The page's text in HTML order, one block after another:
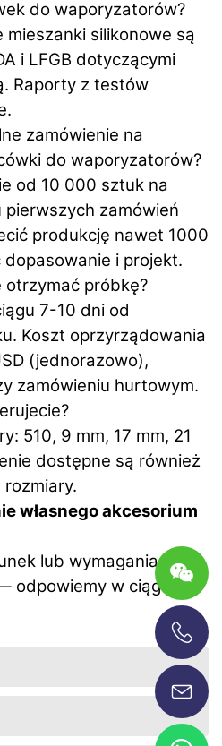
do waporyzatorów?
mieszanki silikonowe są
i LFGB dotyczącymi
Raporty z testów
zamówienie na
do waporyzatorów?
od 10 000 sztuk na
zamówień
produkcję nawet 1000
i projekt.
otrzymać próbkę?
7-10 dni od
Koszt oprzyrządowania
(jednorazowo),
zamówieniu hurtowym.
510, 9 mm, 17 mm, 21
dostępne są również
własnego akcesorium
lub wymagania
odpowiemy w ciągu 24